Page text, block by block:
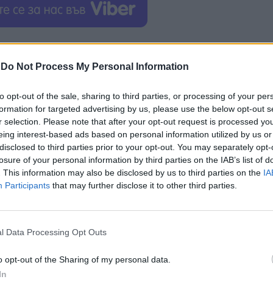
Do Not Process My Personal Information
opt-out of the sale, sharing to third parties, or processing of your
for targeted advertising by us, please use the below opt-out
selection. Please note that after your opt-out request is processed
interest-based ads based on personal information utilized by us
to third parties prior to your opt-out. You may separately
of your personal information by third parties on the IAB’s list of
This information may also be disclosed by us to third parties on the
Participants that may further disclose it to other third parties.
Data Processing Opt Outs
opt-out of the Sharing of my personal data.
на продуктовите пътни карти и
модели iPhone и iPad, участва в пускането на
презентации. Тези стъпки засилиха влиянието
и служителите.
опит за по-нататъшното развитие на
Петдесетгодишният Тернус отговаря
като най-вероятна за бъдещата смяна на CEO.